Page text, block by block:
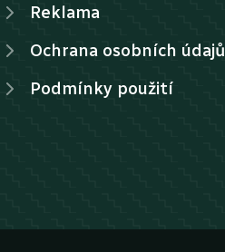
Reklama
Ochrana osobních údajů
Podmínky použití